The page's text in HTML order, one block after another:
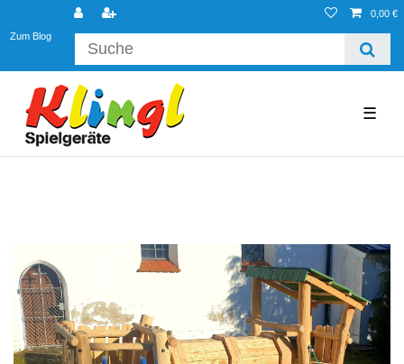
Zum Blog
0,00 €
☰